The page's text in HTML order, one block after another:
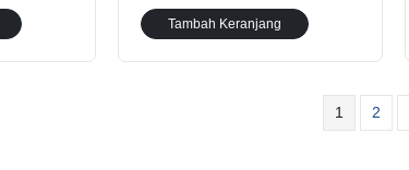
Tambah Keranjang
1 2